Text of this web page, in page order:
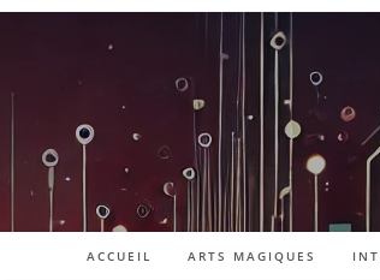
Skip
ACCUEIL ARTS MAGIQUES